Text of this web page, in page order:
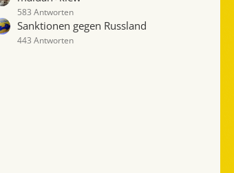
583 Antworten
Sanktionen gegen Russland
443 Antworten